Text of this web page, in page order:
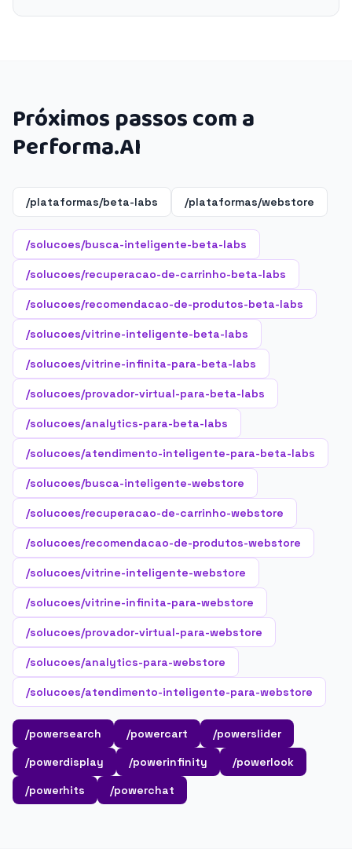
Próximos passos com a
Performa.AI
/plataformas/beta-labs /plataformas/webstore
/solucoes/busca-inteligente-beta-labs
/solucoes/recuperacao-de-carrinho-beta-labs
/solucoes/recomendacao-de-produtos-beta-labs
/solucoes/vitrine-inteligente-beta-labs
/solucoes/vitrine-infinita-para-beta-labs
/solucoes/provador-virtual-para-beta-labs
/solucoes/analytics-para-beta-labs
/solucoes/atendimento-inteligente-para-beta-labs
/solucoes/busca-inteligente-webstore
/solucoes/recuperacao-de-carrinho-webstore
/solucoes/recomendacao-de-produtos-webstore
/solucoes/vitrine-inteligente-webstore
/solucoes/vitrine-infinita-para-webstore
/solucoes/provador-virtual-para-webstore
/solucoes/analytics-para-webstore
/solucoes/atendimento-inteligente-para-webstore
/powersearch /powercart
/powerslider
/powerdisplay
/powerinfinity
/powerlook
/powerhits
/powerchat